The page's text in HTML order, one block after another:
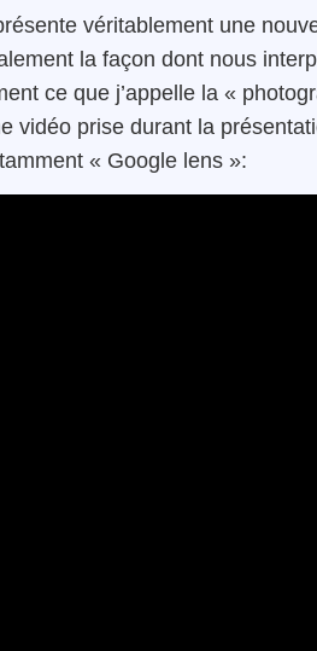
véritablement une
la façon dont nous
ce que j’appelle la «
vidéo prise durant la
« Google lens »: